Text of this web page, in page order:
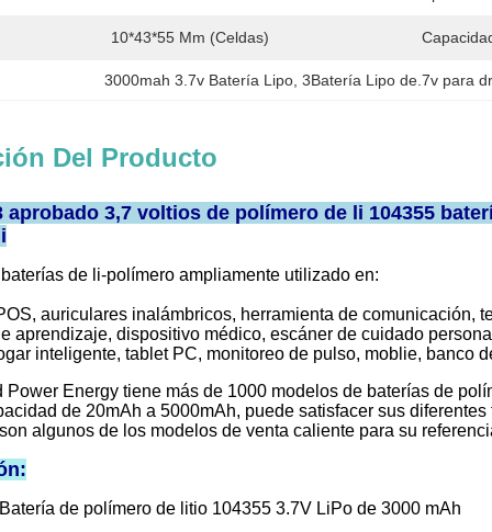
10*43*55 Mm (celdas)
3000mah 3.7v Batería Lipo , 3Batería Lipo de.7v para
Del Producto
aprobado 3,7 voltios de polímero de li 104355
de li-polímero ampliamente utilizado en:
auriculares inalámbricos, herramienta de comunicación,
aprendizaje, dispositivo médico, escáner de cuidado
inteligente, tablet PC, monitoreo de pulso, moblie, banco
Power Energy tiene más de 1000 modelos de baterías de
de 20mAh a 5000mAh, puede satisfacer sus
algunos de los modelos de venta caliente para su
de polímero de litio 104355 3.7V LiPo de 3000 mAh